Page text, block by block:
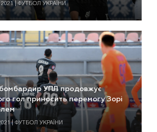
2021 | ФУТБОЛ УКРАЇНИ
УПЛ продовжує
гол приносить перемогу Зорі
| ФУТБОЛ УКРАЇНИ